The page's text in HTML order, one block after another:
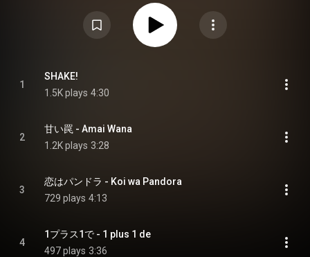
1
SHAKE!
1.5K plays 4:30
2
甘い罠 - Amai Wana
1.2K plays 3:28
3
恋はパンドラ - Koi wa Pandora
729 plays 4:13
4
1プラス1で - 1 plus 1 de
497 plays 3:36